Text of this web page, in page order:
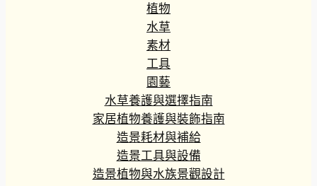
植物
水草
素材
工具
園藝
水草養護與選擇指南
家居植物養護與裝飾指南
造景耗材與補給
造景工具與設備
造景植物與水族景觀設計